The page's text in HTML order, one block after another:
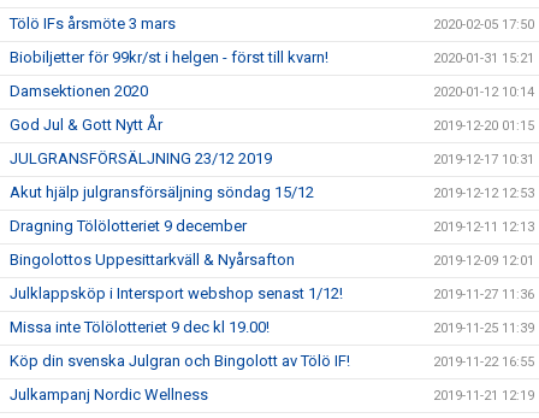
Tölö IFs årsmöte 3 mars 2020-02-05 17:50
Biobiljetter för 99kr/st i helgen - först till kvarn! 2020-01-31 15:21
Damsektionen 2020 2020-01-12 10:14
God Jul & Gott Nytt År 2019-12-20 01:15
JULGRANSFÖRSÄLJNING 23/12 2019 2019-12-17 10:31
Akut hjälp julgransförsäljning söndag 15/12 2019-12-12 12:53
Dragning Tölölotteriet 9 december 2019-12-11 12:13
Bingolottos Uppesittarkväll & Nyårsafton 2019-12-09 12:01
Julklappsköp i Intersport webshop senast 1/12! 2019-11-27 11:36
Missa inte Tölölotteriet 9 dec kl 19.00! 2019-11-25 11:39
Köp din svenska Julgran och Bingolott av Tölö IF! 2019-11-22 16:55
Julkampanj Nordic Wellness 2019-11-21 12:19